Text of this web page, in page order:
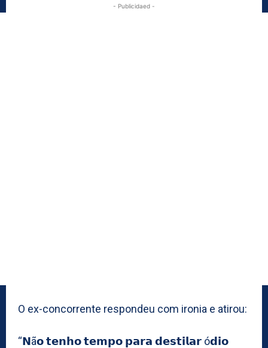
- Publicidaed -
O ex-concorrente respondeu com ironia e atirou:
“𝗡ã𝗼 𝘁𝗲𝗻𝗵𝗼 𝘁𝗲𝗺𝗽𝗼 𝗽𝗮𝗿𝗮 𝗱𝗲𝘀𝘁𝗶𝗹𝗮𝗿 ó𝗱𝗶𝗼